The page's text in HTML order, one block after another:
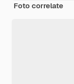
Foto correlate